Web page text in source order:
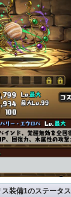
装備1のステータス